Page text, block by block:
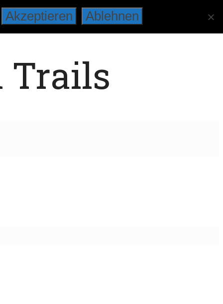
Trails
Akzeptieren Ablehnen